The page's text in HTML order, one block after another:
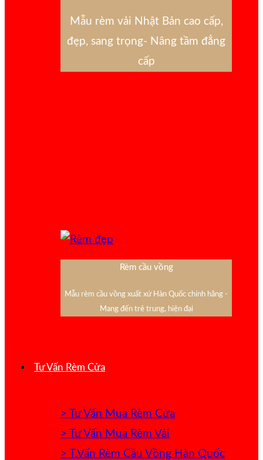
Mẫu rèm vải Nhật Bản cao cấp,
đẹp, sang trọng- Nâng tầm đẳng
cấp
Rèm cầu vồng
Mẫu rèm cầu vồng xuất xứ Hàn Quốc chính hãng -
Mang đến trẻ trung, hiện đại
Tư Vấn Rèm Cửa
> Tư Vấn Mua Rèm Cửa
> Tư Vấn Mua Rèm Vải
> T.Vấn Rèm Cầu Vồng Hàn Quốc